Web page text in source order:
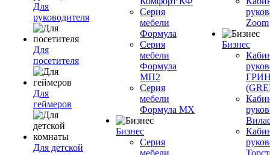
Для
руководителя
Для
посетителя
Для
геймеров
Для детской
Серия
мебели
Формула
Серия
мебели
Формула
МП2
Серия
мебели
Формула МХ
Бизнес
Серия
мебели
Zoom
Бизнес